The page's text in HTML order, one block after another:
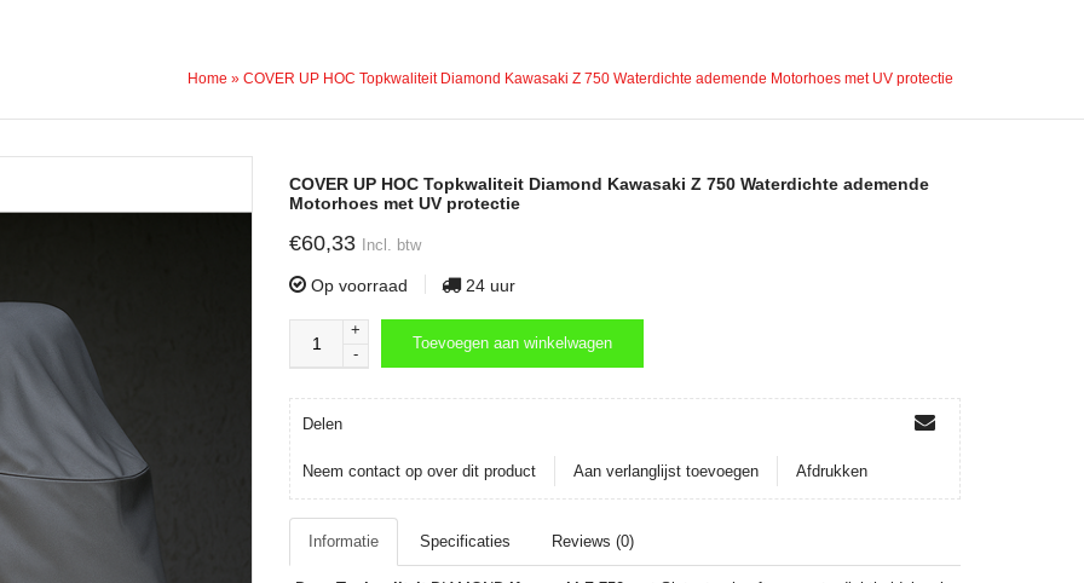
Home » COVER UP HOC Topkwaliteit Diamond Kawasaki Z 750 Waterdichte ademende Motorhoes met UV protectie
COVER UP HOC Topkwaliteit Diamond Kawasaki Z 750 Waterdichte ademende
Motorhoes met UV protectie
€60,33 Incl. btw
Op voorraad 24 uur
+
-
Toevoegen aan winkelwagen
Delen
Neem contact op over dit product Aan verlanglijst toevoegen Afdrukken
Informatie Specificaties Reviews (0)